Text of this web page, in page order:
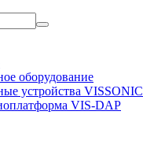
оборудование
устройства VISSONIC
VIS-DAP